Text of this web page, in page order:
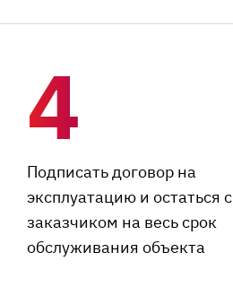
4
Подписать договор на
эксплуатацию и остаться с
заказчиком на весь срок
обслуживания объекта